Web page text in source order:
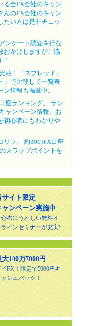
る全FX会社のキャン
んのFX会社のキャン
たい方は是非チェッ
ンケート調査を行な
おかけしますがご協
！
較！「スプレッド」
」で比較して一覧表
情報も掲載中。
座ランキング。 ラン
ャンペーン情報、お
初心者にもわかりや
リラ。 約30のFX口座
スワップポイントを
サイト限定
ャンペーン実施中
者にうれしい無料オ
ラインセミナーが充実!
大100万7000円
FX！限定で5000円キ
ッシュバック！